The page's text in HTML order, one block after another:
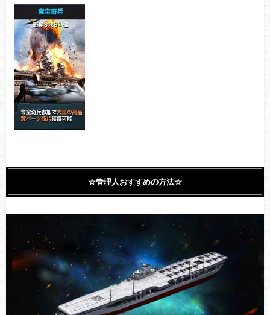
☆管理人おすすめの方法☆